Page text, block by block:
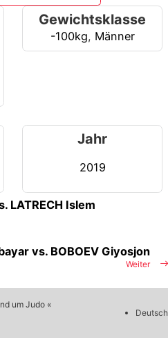
Gewichtsklasse
-100kg, Männer
Jahr
2019
LATRECH Islem
Weiter
vs. BOBOEV Giyosjon
um Judo «
Deutsch